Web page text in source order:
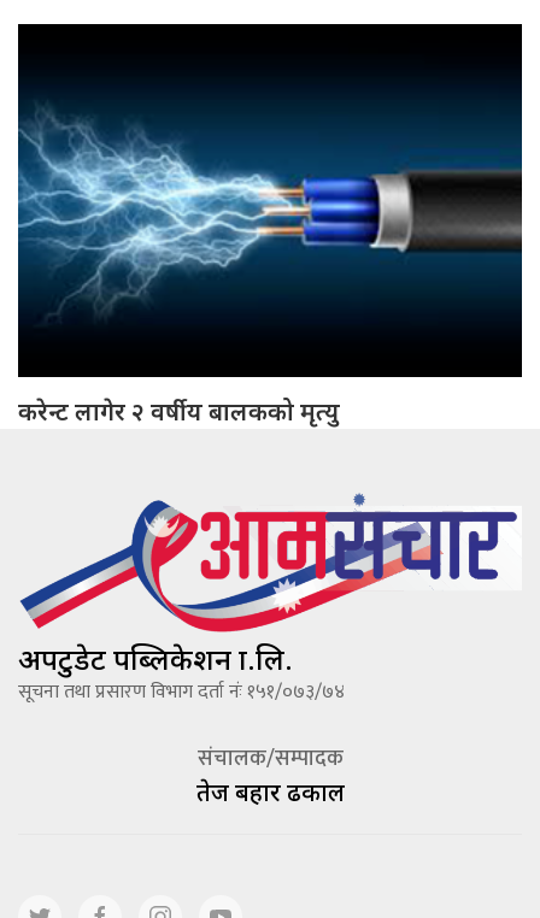
करेन्ट लागेर २ वर्षीय बालकको मृत्यु
अपटुडेट पब्लिकेशन प्रा.लि.
सूचना तथा प्रसारण विभाग दर्ता नंः १५१/०७३/७४
संचालक/सम्पादक
तेज बहादूर ढकाल